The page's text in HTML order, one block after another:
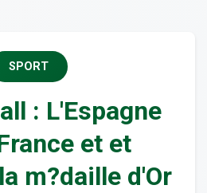
SPORT
: L'Espagne
et et
m?daille d'Or